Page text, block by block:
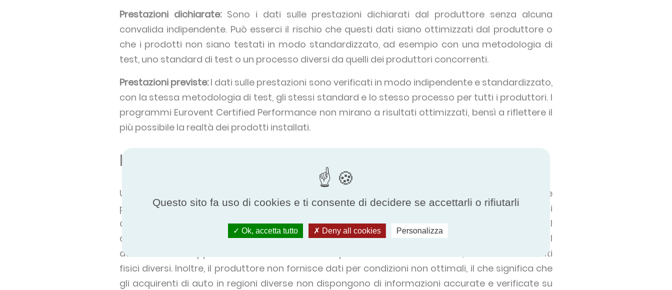
Prestazioni dichiarate:Sono i dati sulle prestazioni dichiarati dal produttore senza alcuna
convalida indipendente. Può esserci il rischio che questi dati siano ottimizzati dal produttore o
che i prodotti non siano testati in modo standardizzato, ad esempio con una metodologia di
test, uno standard di test o un processo diversi da quelli dei produttori concorrenti.
Prestazioni previste:I dati sulle prestazioni sono verificati in modo indipendente e standardizzato,
con la stessa metodologia di test, gli stessi standard e lo stesso processo per tutti i produttori. I
programmi Eurovent Certified Performance non mirano a risultati ottimizzati, bensì a riflettere il
più possibile la realtà dei prodotti installati.
Il divario di prestazioni
Utilizzando l'esempio precedente, è chiaro come sia facile che si creino dei divari tra le
prestazioni dichiarate e quelle attese. La casa automobilistica non ha mentito sulle prestazioni
dichiarate - è stato infatti dimostrato in laboratorio che il modello può raggiungere il
chilometraggio dichiarato - ma questo è ottenibile solo in condizioni ottimali molto specifiche. I
dati non sono rappresentativi dell'uso reale da parte di utenti finali diversi, in climi o ambienti
fisici diversi. Inoltre, il produttore non fornisce dati per condizioni non ottimali, il che significa che
gli acquirenti di auto in regioni diverse non dispongono di informazioni accurate e verificate su
Questo sito fa uso di cookies e ti consente di decidere se accettarli o rifiutarli
Ok, accetta tutto Deny all cookies Personalizza